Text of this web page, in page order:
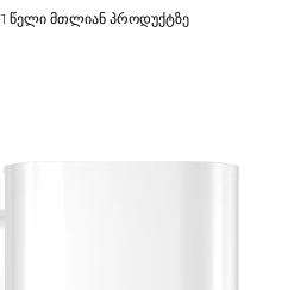
წელი მთლიან პროდუქტზე